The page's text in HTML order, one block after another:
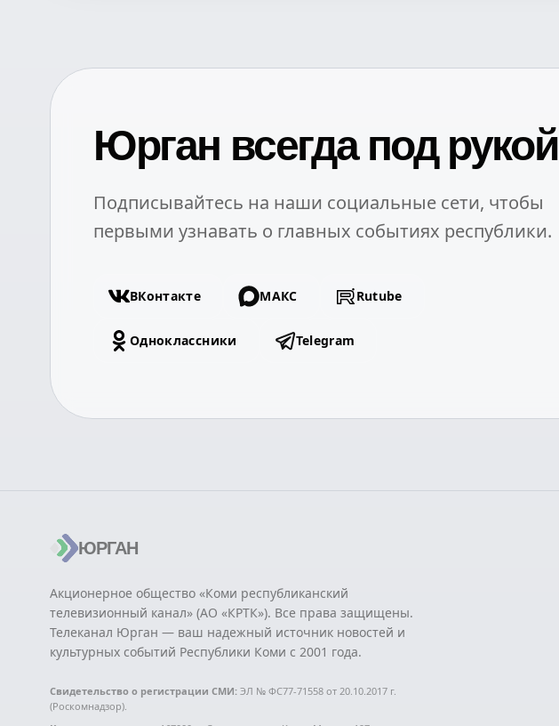
Юрган всегда под рукой
Подписывайтесь на наши социальные сети, чтобы
первыми узнавать о главных событиях республики.
ВКонтакте МАКС Rutube
Одноклассники Telegram
ЮРГАН
Акционерное общество «Коми республиканский
телевизионный канал» (АО «КРТК»). Все права защищены.
Телеканал Юрган — ваш надежный источник новостей и
культурных событий Республики Коми с 2001 года.
Свидетельство о регистрации СМИ: ЭЛ № ФС77-71558 от 20.10.2017 г.
(Роскомнадзор).